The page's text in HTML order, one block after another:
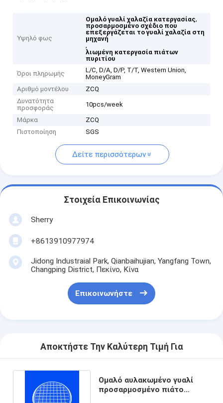
Υψηλό φως
Ομαλό γυαλί χαλαζία κατεργασίας,
προσαρμοσμένο σχέδιο που
επεξεργάζεται το γυαλί χαλαζία στη
μηχανή
,
λιωμένη κατεργασία πιάτων
πυριτίου
Όροι πληρωμής
L/C, D/A, D/P, T/T, Western Union,
MoneyGram
Αριθμό μοντέλου
ZCQ
Δυνατότητα
προσφοράς
10pcs/week
Μάρκα
ZCQ
Πιστοποίηση
SGS
Δείτε περισσότερων
Στοιχεία Επικοινωνίας
Sherry
+8613910977974
Jidong Industraial Park, Qianbaihujian, Yangfang Town,
Changping District, Πεκίνο, Κίνα
Επικοινωνήστε
Αποκτήστε Την Καλύτερη Τιμή Για
Ομαλό αυλακωμένο γυαλί
προσαρμοσμένο πιάτο